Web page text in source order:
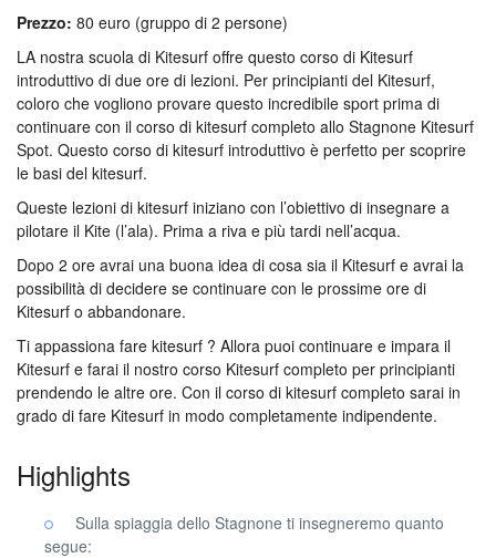
Prezzo: 80 euro (gruppo di 2 persone)
LA nostra scuola di Kitesurf offre questo corso di Kitesurf
introduttivo di due ore di lezioni. Per principianti del Kitesurf,
coloro che vogliono provare questo incredibile sport prima di
continuare con il corso di kitesurf completo allo Stagnone Kitesurf
Spot. Questo corso di kitesurf introduttivo è perfetto per scoprire
le basi del kitesurf.
Queste lezioni di kitesurf iniziano con l’obiettivo di insegnare a
pilotare il Kite (l’ala). Prima a riva e più tardi nell’acqua.
Dopo 2 ore avrai una buona idea di cosa sia il Kitesurf e avrai la
possibilità di decidere se continuare con le prossime ore di
Kitesurf o abbandonare.
Ti appassiona fare kitesurf ? Allora puoi continuare e impara il
Kitesurf e farai il nostro corso Kitesurf completo per principianti
prendendo le altre ore. Con il corso di kitesurf completo sarai in
grado di fare Kitesurf in modo completamente indipendente.
Highlights
Sulla spiaggia dello Stagnone ti insegneremo quanto
segue: